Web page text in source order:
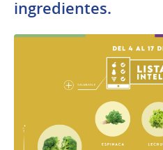
ingredientes.